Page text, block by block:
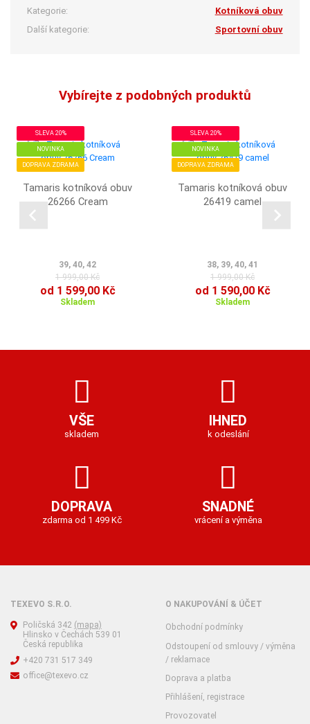
Kategorie:
Kotníková obuv
Další kategorie:
Sportovní obuv
Vybírejte z podobných produktů
SLEVA 20%
NOVINKA
DOPRAVA ZDRAMA
Tamaris kotníková obuv
26266 Cream
39, 40, 42
1 999,00 Kč
od 1 599,00 Kč
Skladem
SLEVA 20%
NOVINKA
DOPRAVA ZDRAMA
Tamaris kotníková obuv
26419 camel
38, 39, 40, 41
1 999,00 Kč
od 1 590,00 Kč
Skladem
VŠE
skladem
IHNED
k odeslání
DOPRAVA
zdarma od 1 499 Kč
SNADNÉ
vrácení a výměna
TEXEVO S.R.O.
Poličská 342 (mapa)
Hlinsko v Čechách 539 01
Česká republika
+420 731 517 349
office@texevo.cz
O NAKUPOVÁNÍ & ÚČET
Obchodní podmínky
Odstoupení od smlouvy / výměna
/ reklamace
Doprava a platba
Přihlášení, registrace
Provozovatel